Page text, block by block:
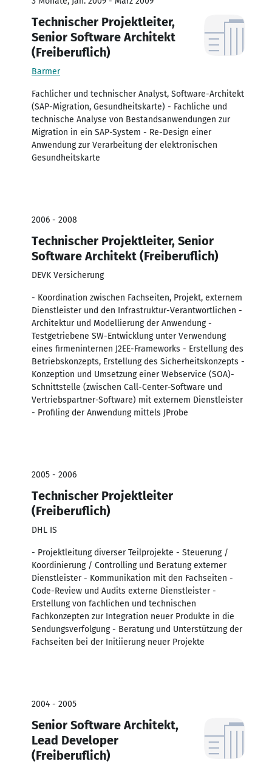
Technischer Projektleiter,
Senior Software Architekt
(Freiberuflich)
Barmer
Fachlicher und technischer Analyst, Software-Architekt
(SAP-Migration, Gesundheitskarte) - Fachliche und
technische Analyse von Bestandsanwendungen zur
Migration in ein SAP-System - Re-Design einer
Anwendung zur Verarbeitung der elektronischen
Gesundheitskarte
2006 - 2008
Technischer Projektleiter, Senior
Software Architekt (Freiberuflich)
DEVK Versicherung
- Koordination zwischen Fachseiten, Projekt, externem
Dienstleister und den Infrastruktur-Verantwortlichen -
Architektur und Modellierung der Anwendung -
Testgetriebene SW-Entwicklung unter Verwendung
eines firmeninternen J2EE-Frameworks - Erstellung des
Betriebskonzepts, Erstellung des Sicherheitskonzepts -
Konzeption und Umsetzung einer Webservice (SOA)-
Schnittstelle (zwischen Call-Center-Software und
Vertriebspartner-Software) mit externem Dienstleister
- Profiling der Anwendung mittels JProbe
2005 - 2006
Technischer Projektleiter
(Freiberuflich)
DHL IS
- Projektleitung diverser Teilprojekte - Steuerung /
Koordinierung / Controlling und Beratung externer
Dienstleister - Kommunikation mit den Fachseiten -
Code-Review und Audits externe Dienstleister -
Erstellung von fachlichen und technischen
Fachkonzepten zur Integration neuer Produkte in die
Sendungsverfolgung - Beratung und Unterstützung der
Fachseiten bei der Initiierung neuer Projekte
2004 - 2005
Senior Software Architekt,
Lead Developer
(Freiberuflich)